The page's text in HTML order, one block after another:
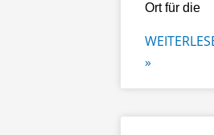
Ort für die
»